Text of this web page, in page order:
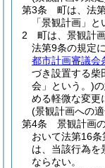
第3条
町は、法
「景観計画」と
2
町は、景観計
法第9条の規定
都市計画審議会
づき設置する柴
会」という。)
める軽微な変更
(景観計画への
第4条
景観計画
おいて法第16
は、当該行為を
ならない。